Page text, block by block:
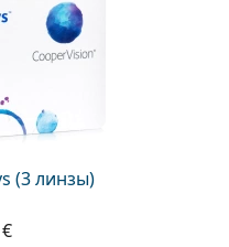
(3 линзы)